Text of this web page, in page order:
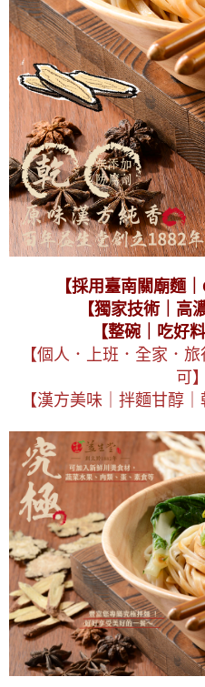
【採用臺南關廟麵
【獨家技術｜高
【整碗｜吃好
【個人．上班．全家．
可】
【漢方美味｜拌麵甘醇